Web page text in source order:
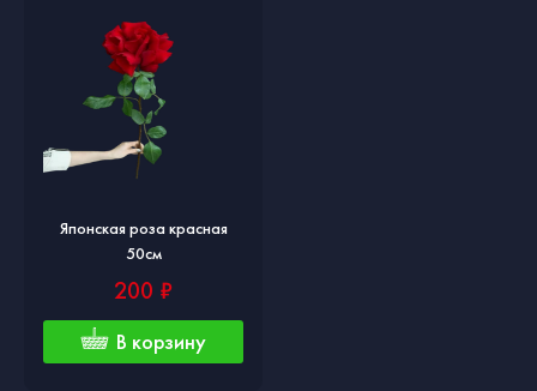
Японская роза красная
50см
200 ₽
В корзину